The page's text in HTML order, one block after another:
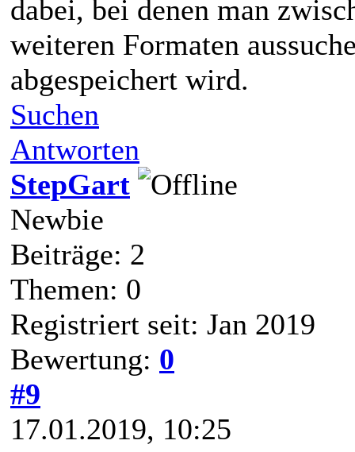
dabei, bei denen man
weiteren Formaten
abgespeichert wird.
Suchen
Antworten
StepGart
Newbie
Beiträge: 2
Themen: 0
Registriert seit: Jan 2019
Bewertung: 0
#9
17.01.2019, 10:25